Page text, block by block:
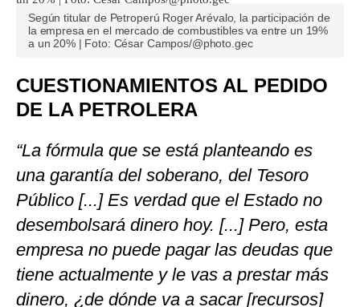
Según titular de Petroperú Roger Arévalo, la participación de
la empresa en el mercado de combustibles va entre un 19%
a un 20% | Foto: César Campos/@photo.gec
CUESTIONAMIENTOS AL PEDIDO
DE LA PETROLERA
“La fórmula que se está planteando es
una garantía del soberano, del Tesoro
Público [...] Es verdad que el Estado no
desembolsará dinero hoy. [...] Pero, esta
empresa no puede pagar las deudas que
tiene actualmente y le vas a prestar más
dinero, ¿de dónde va a sacar [recursos]